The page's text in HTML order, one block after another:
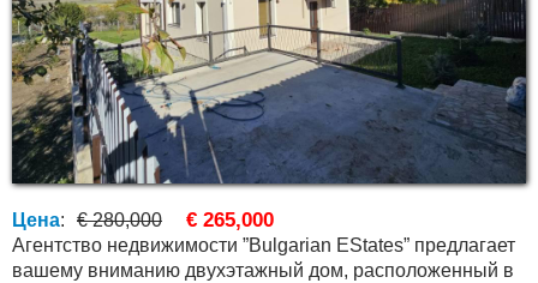
Цена: € 280,000 € 265,000
Агентство недвижимости ”Bulgarian EStates” предлагает
вашему вниманию двухэтажный дом, расположенный в